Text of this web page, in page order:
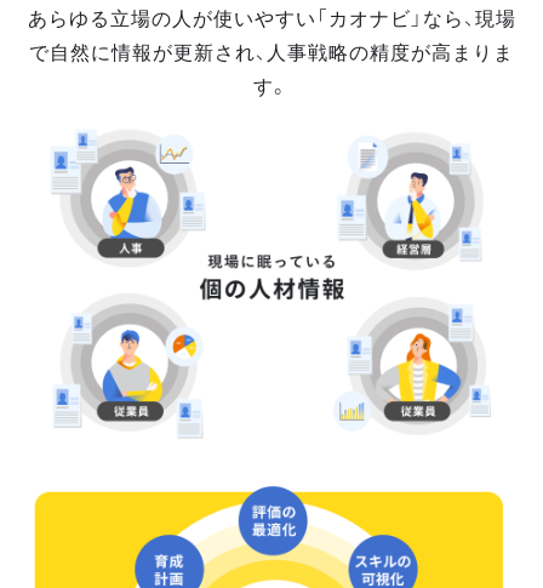
あらゆる立場の人が使いやすい「カオナビ」なら、現場
で自然に情報が更新され、人事戦略の精度が高まりま
す。